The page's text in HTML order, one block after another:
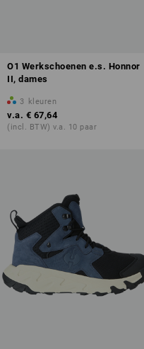
O1 Werkschoenen e.s. Honnor
II, dames
3 kleuren
v.a. € 67,64
(incl. BTW) v.a. 10 paar